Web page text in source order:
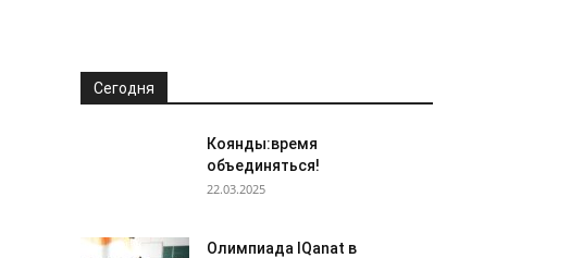
Сегодня
Коянды:время
объединяться!
22.03.2025
Олимпиада IQanat в